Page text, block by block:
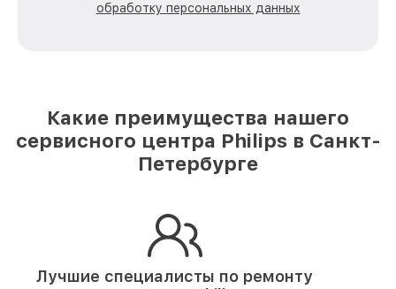
обработку персональных данных
Какие преимущества нашего
сервисного центра Philips в Санкт-
Петербурге
Лучшие специалисты по ремонту